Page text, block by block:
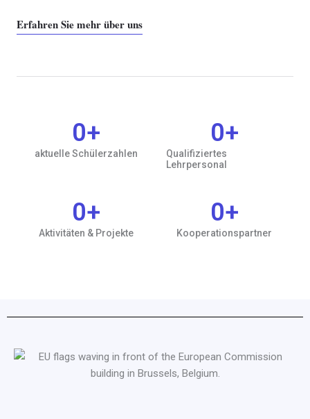
Erfahren Sie mehr über uns
aktuelle Schülerzahlen
0+
Qualifiziertes
Lehrpersonal
0+
Aktivitäten & Projekte
0+
Kooperationspartner
0+